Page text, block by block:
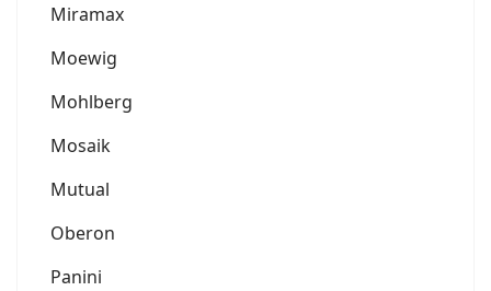
Miramax
Moewig
Mohlberg
Mosaik
Mutual
Oberon
Panini